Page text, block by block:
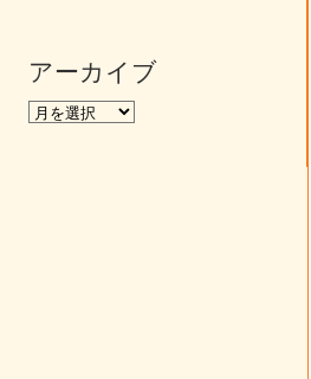
アーカイブ